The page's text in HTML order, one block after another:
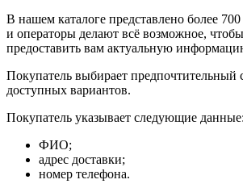
В нашем каталоге представлено более
и операторы делают всё возможное,
предоставить вам актуальную
Покупатель выбирает предпочтительный
доступных вариантов.
Покупатель указывает следующие данные:
ФИО;
адрес доставки;
номер телефона.